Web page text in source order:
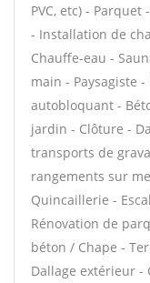
PVC, etc) -
- Installation de
Chauffe-eau -
main - Paysagiste
autobloquant -
jardin - Clôture -
transports de
rangements sur
Quincaillerie -
Rénovation de
béton / Chape -
Dallage extérieur -